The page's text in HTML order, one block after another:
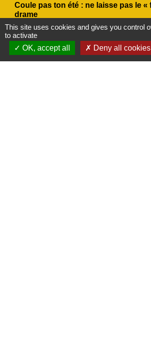
Coule pas ton été : ne laisse pas le «
drame
Avec le retour des chaleurs
(Voies navigables de France)
risques liés à la baignade sauvage.
This site uses cookies and gives you control
to activate
OK, accept all
Deny all cookies